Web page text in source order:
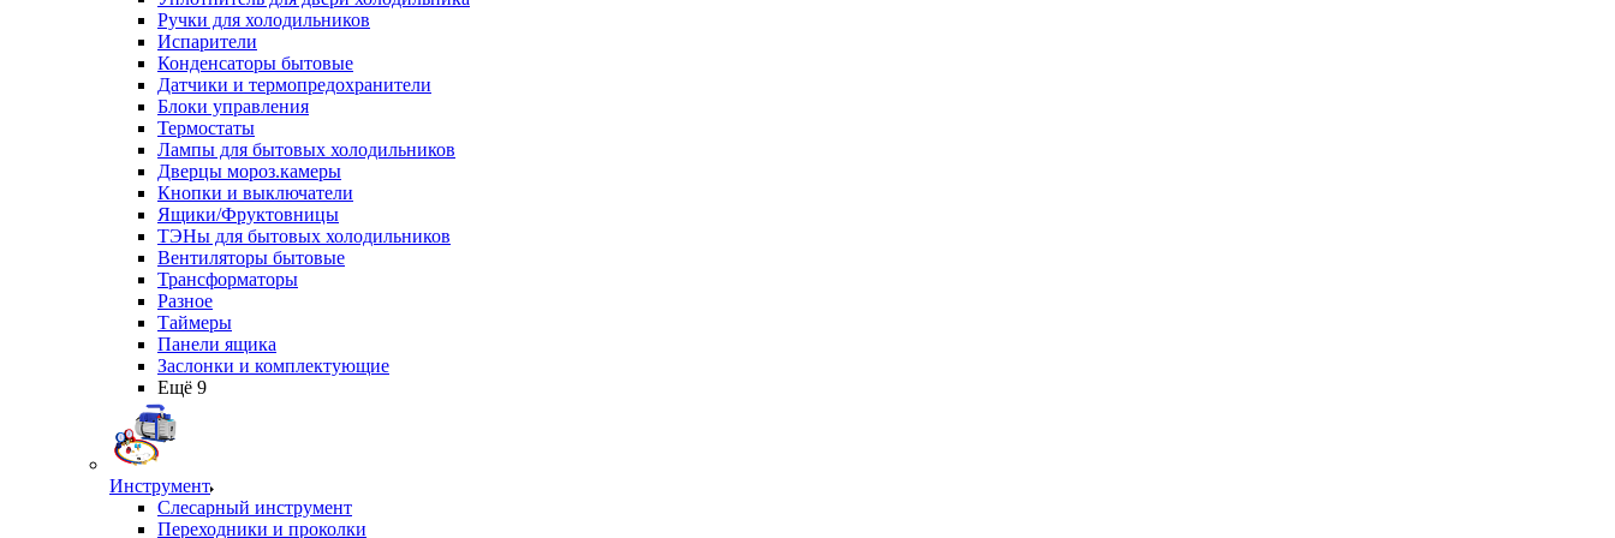
Ручки для холодильников
Испарители
Конденсаторы бытовые
Датчики и термопредохранители
Блоки управления
Термостаты
Лампы для бытовых холодильников
Дверцы мороз.камеры
Кнопки и выключатели
Ящики/Фруктовницы
ТЭНы для бытовых холодильников
Вентиляторы бытовые
Трансформаторы
Разное
Таймеры
Панели ящика
Заслонки и комплектующие
Ещё 9
Инструмент
Слесарный инструмент
Переходники и проколки